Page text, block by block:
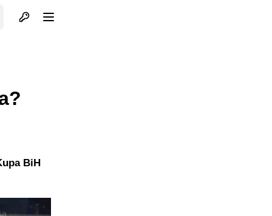
Otvori profil
BiH